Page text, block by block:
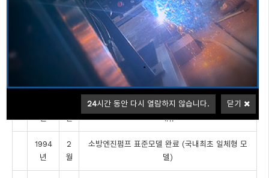
24시간 동안 다시 열람하지 않습니다. 닫기
3
동림기전 설립
미국 PEERLESS PUMP 기술 및 판매제휴
년
월
미국 FAIRBANKS MORSE PUMP 기술 및 판매
제휴
1994
년
2
월
소방엔진펌프 표준모델 완료 (국내최초 일체형 모
델)